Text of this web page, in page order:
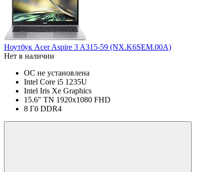
Ноутбук Acer Aspire 3 A315-59 (NX.K6SEM.00A)
Нет в наличии
ОС не установлена
Intel Core i5 1235U
Intel Iris Xe Graphics
15.6" TN 1920x1080 FHD
8 Гб DDR4